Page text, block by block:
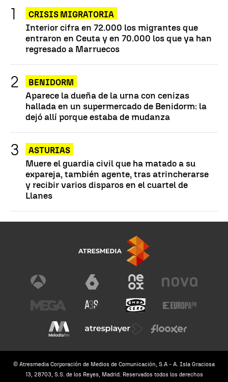
CRISIS MIGRATORIA
Interior cifra en 72.000 los migrantes que
entraron en Ceuta y en 70.000 los que ya han
regresado a Marruecos
BENIDORM
Aparece la dueña de la urna con cenizas
hallada en un supermercado de Benidorm: la
dejó allí porque estaba de mudanza
ASTURIAS
Muere el guardia civil que ha matado a su
expareja, también agente, tras atrincherarse
y recibir varios disparos en el cuartel de
Llanes
© Atresmedia Corporación de Medios de Comunicación, S.A - A. Isla Graciosa
13, 28703, S.S. de los Reyes, Madrid. Reservados todos los derechos